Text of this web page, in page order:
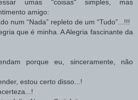
umas "coisas" simples, mas
amigo:
num “Nada” repleto de um “Tudo”...!!!
que é minha. A Alegria fascinante da
porque eu, sinceramente, não
estou certo disso...!